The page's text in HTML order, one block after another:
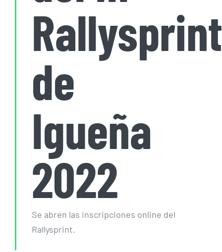
Rallysprint
de
Igueña
2022
Se abren las inscripciones online del
Rallysprint.